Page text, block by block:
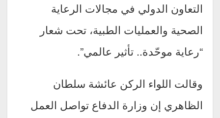
التعاون الدولي في مجالات الرعاية
الصحية والعمليات الطبية، تحت شعار
“رعاية موحّدة.. تأثير عالمي”.
وقالت اللواء الركن عائشة سلطان
الظاهري إن وزارة الدفاع تواصل العمل